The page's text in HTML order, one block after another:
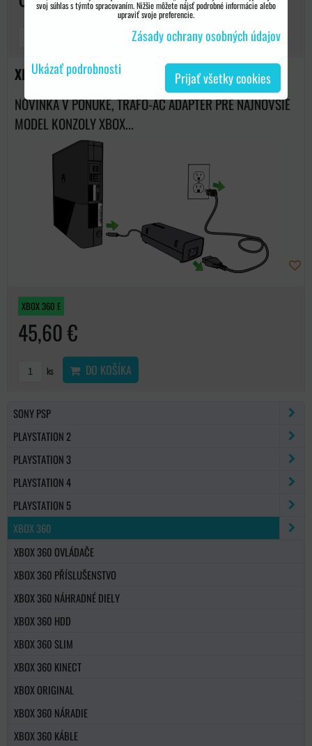
XBOX 360 E AC adaptor 220 v EÚ
NOVINKA V PONUKE, TRAFO-AC ADAPTÉR PRE NAJNOVŠIE
MODEL KONZOLY XBOX...
XBOX 360 E
45,60 €
ks DO KOŠÍKA
SONY PSP
PLAYSTATION 2
PLAYSTATION 3
PLAYSTATION 4
PLAYSTATION 5
XBOX 360
XBOX 360 OVLÁDAČE
XBOX 360 PŘÍSLUŠENSTVO
XBOX 360 NÁHRADNÉ DIELY
XBOX 360 HDD
XBOX 360 SLIM
XBOX 360 KINECT
XBOX ORIGINAL
XBOX 360 NÁRADIE
XBOX 360 KÁBLE
svoj súhlas s týmto spracovaním. Nižšie môžete nájsť podrobné informácie alebo
upraviť svoje preferencie.
Zásady ochrany osobných údajov
Ukázať podrobnosti
Prijať všetky cookies